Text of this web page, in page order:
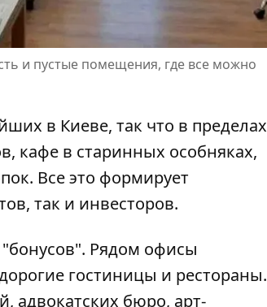
и пустые помещения, где все можно
в Киеве, так что в пределах
кафе в старинных особняках,
Все это формирует
так и инвесторов.
Рядом офисы
гостиницы и рестораны.
адвокатских бюро, арт-